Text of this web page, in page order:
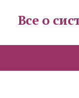
Все о